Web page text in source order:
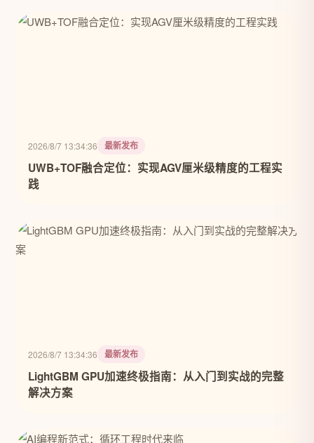
2026/8/7 13:34:36 最新发布
UWB+TOF融合定位：实现AGV厘米级精度的工程实
践
2026/8/7 13:34:36 最新发布
LightGBM GPU加速终极指南：从入门到实战的完整
解决方案